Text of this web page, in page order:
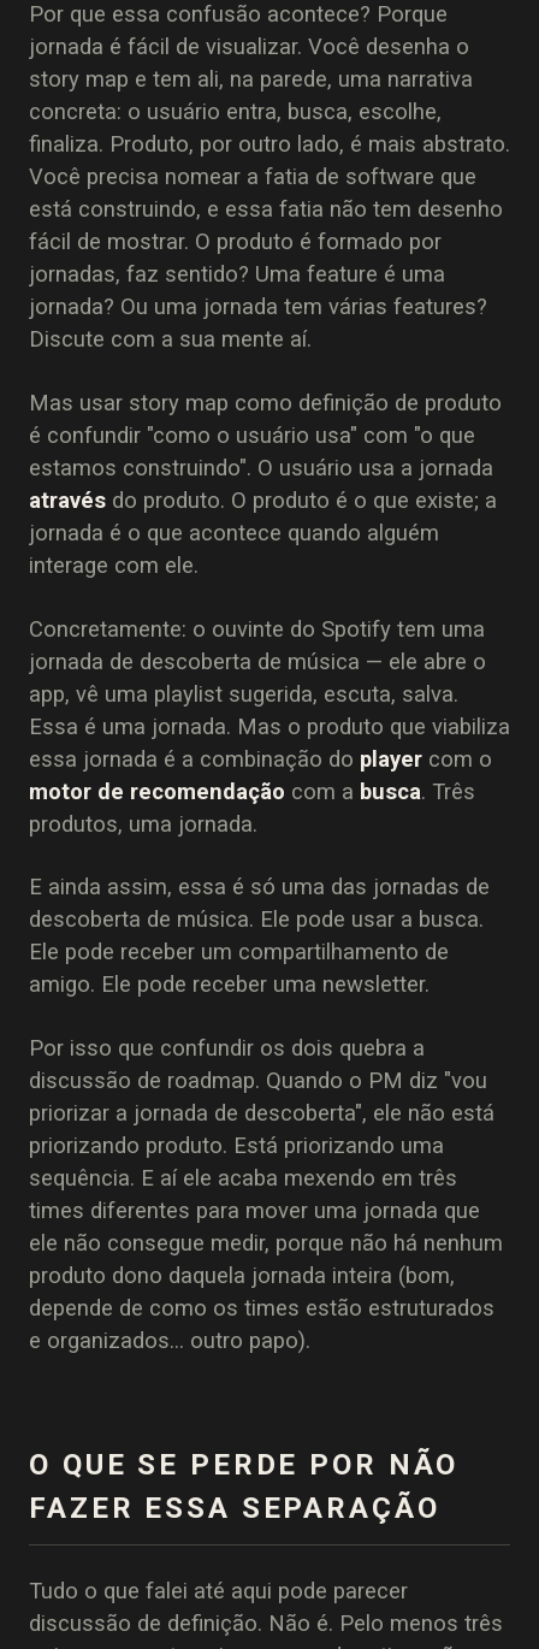
Por que essa confusão acontece? Porque
jornada é fácil de visualizar. Você desenha o
story map e tem ali, na parede, uma narrativa
concreta: o usuário entra, busca, escolhe,
finaliza. Produto, por outro lado, é mais abstrato.
Você precisa nomear a fatia de software que
está construindo, e essa fatia não tem desenho
fácil de mostrar. O produto é formado por
jornadas, faz sentido? Uma feature é uma
jornada? Ou uma jornada tem várias features?
Discute com a sua mente aí.
Mas usar story map como definição de produto
é confundir "como o usuário usa" com "o que
estamos construindo". O usuário usa a jornada
através do produto. O produto é o que existe; a
jornada é o que acontece quando alguém
interage com ele.
Concretamente: o ouvinte do Spotify tem uma
jornada de descoberta de música — ele abre o
app, vê uma playlist sugerida, escuta, salva.
Essa é uma jornada. Mas o produto que viabiliza
essa jornada é a combinação do player com o
motor de recomendação com a busca. Três
produtos, uma jornada.
E ainda assim, essa é só uma das jornadas de
descoberta de música. Ele pode usar a busca.
Ele pode receber um compartilhamento de
amigo. Ele pode receber uma newsletter.
Por isso que confundir os dois quebra a
discussão de roadmap. Quando o PM diz "vou
priorizar a jornada de descoberta", ele não está
priorizando produto. Está priorizando uma
sequência. E aí ele acaba mexendo em três
times diferentes para mover uma jornada que
ele não consegue medir, porque não há nenhum
produto dono daquela jornada inteira (bom,
depende de como os times estão estruturados
e organizados... outro papo).
O QUE SE PERDE POR NÃO
FAZER ESSA SEPARAÇÃO
Tudo o que falei até aqui pode parecer
discussão de definição. Não é. Pelo menos três